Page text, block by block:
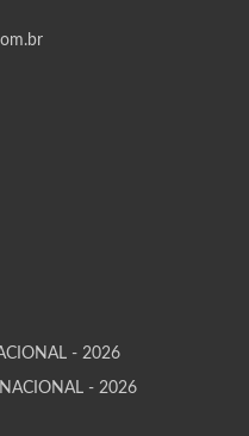
- 2026
NACIONAL - 2026